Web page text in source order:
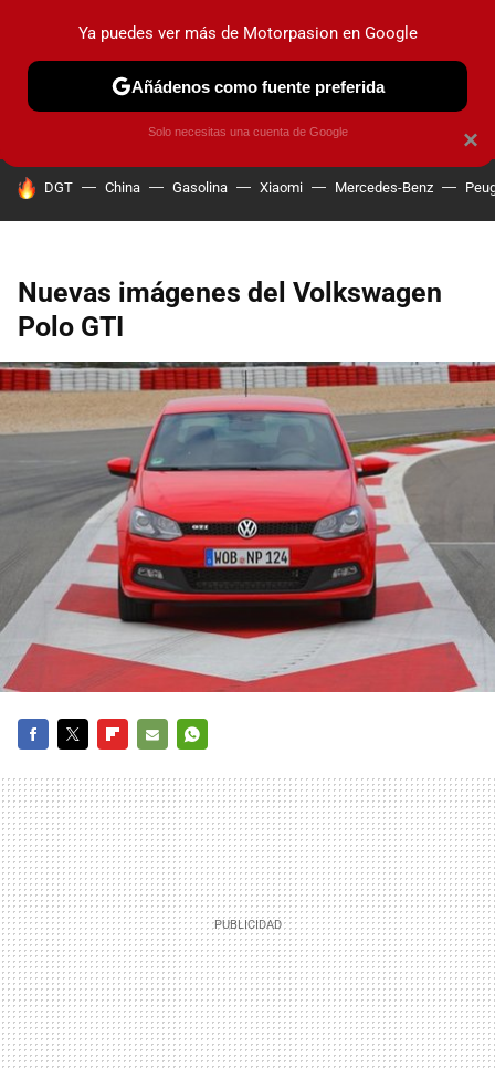
PRUEBAS COCHES ELÉCTRICOS OBSERVATORIO
HOY SE HABLA DE
DGT China Gasolina Xiaomi Mercedes-Benz
Nuevas imágenes del Volkswagen
Polo GTI
MAIL
×
Ya puedes ver más de Motorpasion en Google
Añádenos como fuente preferida
Solo necesitas una cuenta de Google